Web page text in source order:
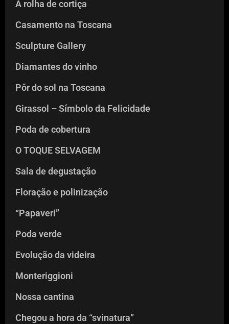
A rolha de cortiça
Casamento na Toscana
Sculpture Gallery
Diamantes do vinho
Pôr do sol na Toscana
Girassol – Símbolo da Felicidade
Poda de cobertura
O TOQUE SELVAGEM
Sala de degustação
Floração e polinização
“Papaveri”
Poda verde
Evolução da videira
Monteriggioni
Nossa cantina
Chegou a hora da “svinatura”